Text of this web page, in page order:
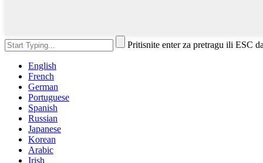
Pritisnite enter za pretragu ili ESC
English
French
German
Portuguese
Spanish
Russian
Japanese
Korean
Arabic
Irish